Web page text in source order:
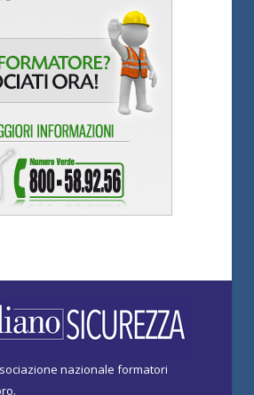
nazionale formatori